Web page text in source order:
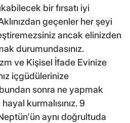
bir fırsatı iyi
geçenler her şeyi
ancak elinizden
durumundasınız.
ve Kişisel İfade Evinize
içgüdülerinize
sonra ne yapmak
kurmalısınız. 9
aynı doğrultuda